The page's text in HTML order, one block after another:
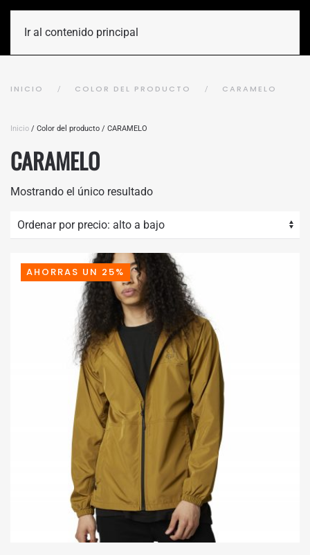
Ir al contenido principal
INICIO COLOR DEL PRODUCTO CARAMELO
Inicio / Color del producto / CARAMELO
CARAMELO
Mostrando el único resultado
AHORRAS UN 25%